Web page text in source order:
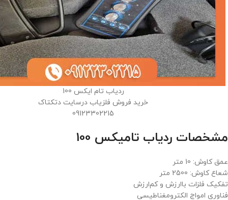
ردیاب تام ایکس 100
خرید فروش فلزیاب درسایت دتکتاک
09123302215
مشخصات ردیاب تامیکس 100
عمق کاوش: 10 متر
شعاع کاوش: 2500 متر
تفکیک فلزات باارزش و کم‌ارزش
فناوری امواج الکترومغناطیسی